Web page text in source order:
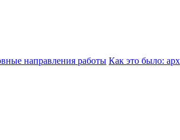
направления работы Как это было: